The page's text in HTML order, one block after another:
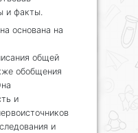
и факты.
основана на
общей
обобщения
и
и